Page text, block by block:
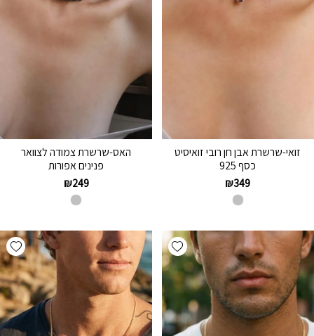
זואי-שרשרת אבן חן רובי זואיסיט
כסף 925
₪349
האס-שרשרת צמודה לצוואר
פנינים אפורות
₪249
Add wishlist